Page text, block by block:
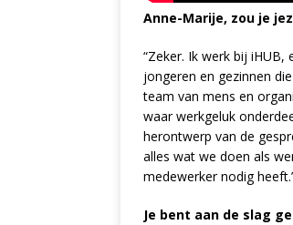
Anne-Marije, zou je
“Zeker. Ik werk bij
jongeren en gezinnen
team van mens en
waar werkgeluk
herontwerp van de
alles wat we doen als
medewerker nodig
Je bent aan de slag